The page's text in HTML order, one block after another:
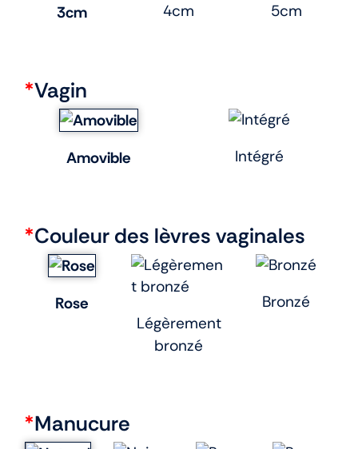
3cm 4cm 5cm
*Vagin
Amovible Intégré
*Couleur des lèvres vaginales
Rose
Légèrement
bronzé
Bronzé
*Manucure